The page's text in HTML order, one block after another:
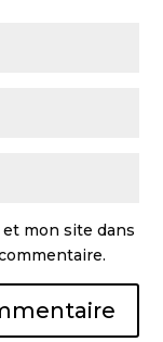
mon site dans